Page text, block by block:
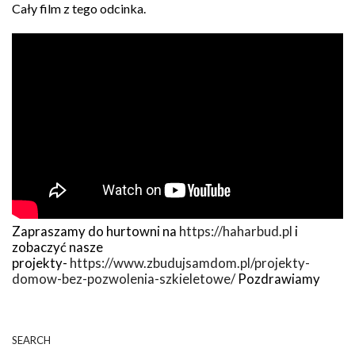
Cały film z tego odcinka.
Zapraszamy do hurtowni na https://haharbud.pl i
zobaczyć nasze
projekty- https://www.zbudujsamdom.pl/projekty-
domow-bez-pozwolenia-szkieletowe/Pozdrawiamy
SEARCH